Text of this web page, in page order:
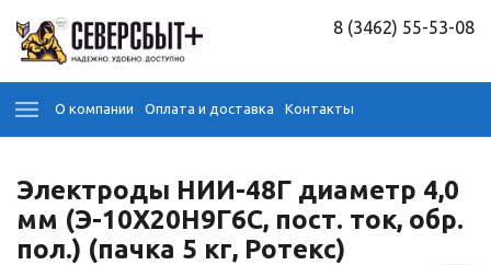
8 (3462) 55-53-08
О компании Оплата и доставка Контакты
Электроды НИИ-48Г диаметр 4,0
мм (Э-10Х20Н9Г6С, пост. ток, обр.
пол.) (пачка 5 кг, Ротекс)